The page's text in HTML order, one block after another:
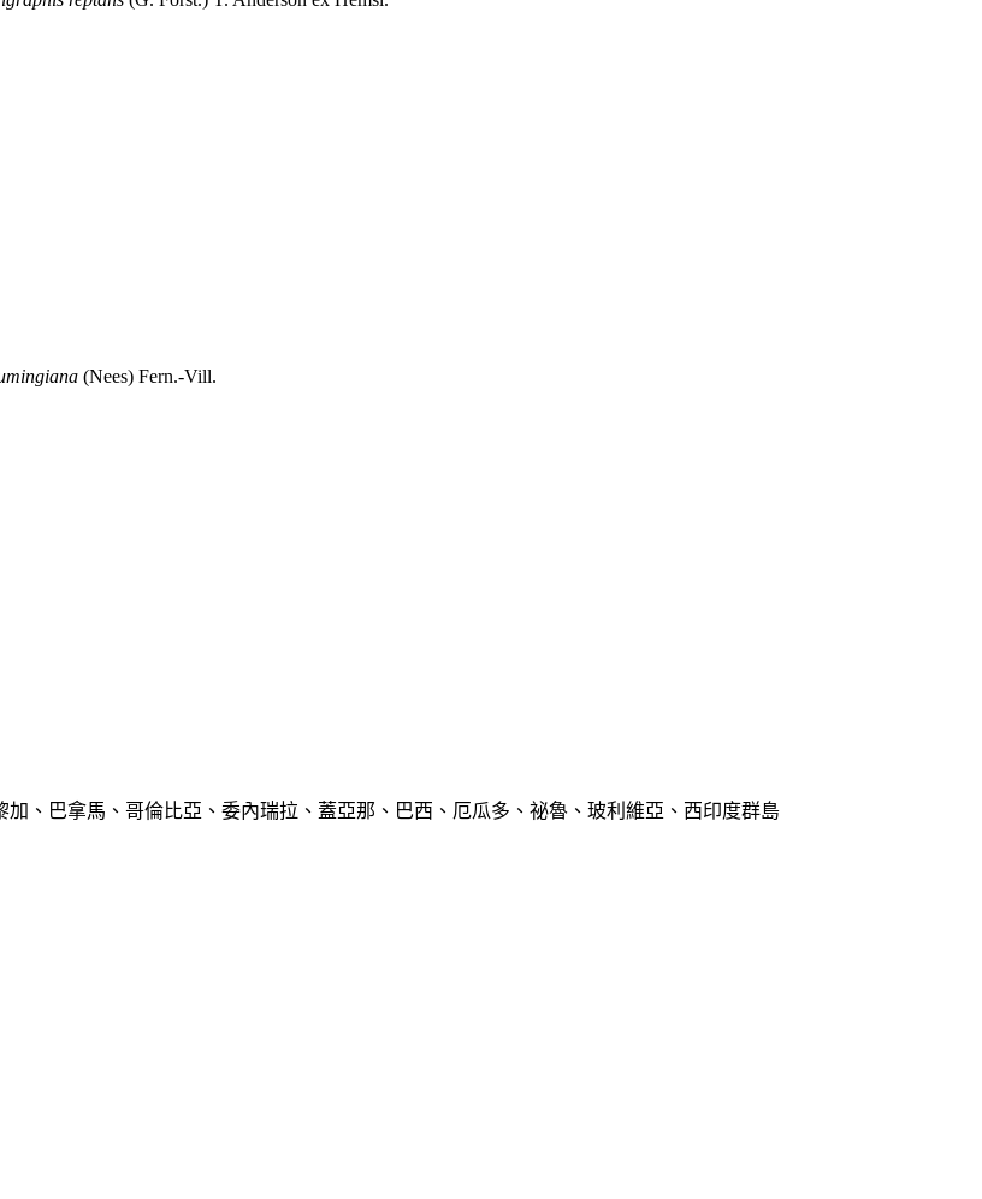
(Nees) Fern.-Vill.
、巴拿馬、哥倫比亞、委內瑞拉、蓋亞那、巴西、厄瓜多、祕魯、玻利維亞、西印度群島